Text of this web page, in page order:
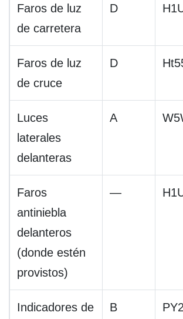
Faros de luz
de carretera
D
Faros de luz
de cruce
D
Luces
laterales
delanteras
A
Faros
antiniebla
delanteros
(donde estén
provistos)
—
Indicadores de
B